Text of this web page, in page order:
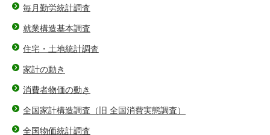
毎月勤労統計調査
就業構造基本調査
住宅・土地統計調査
家計の動き
消費者物価の動き
全国家計構造調査（旧 全国消費実態調査）
全国物価統計調査